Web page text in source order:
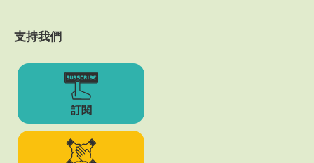
支持我們
訂閱